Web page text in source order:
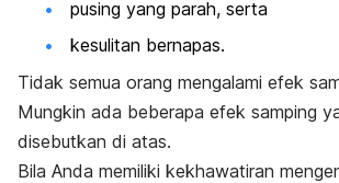
pusing yang parah, serta
kesulitan bernapas.
Tidak semua orang mengalami efek
Mungkin ada beberapa efek samping
disebutkan di atas.
Bila Anda memiliki kekhawatiran